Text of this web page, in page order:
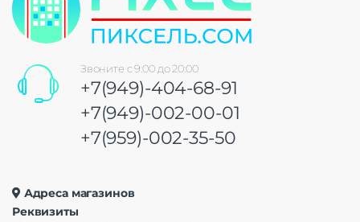
Звоните с 9:00 до 20:00
+7(949)-404-68-91
+7(949)-002-00-01
+7(959)-002-35-50
Адреса магазинов
Реквизиты